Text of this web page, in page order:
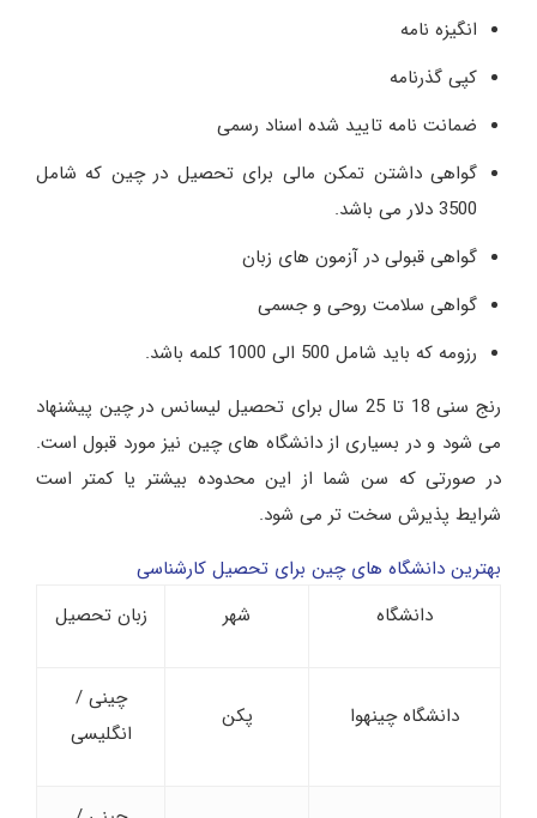
انگیزه نامه
کپی گذرنامه
ضمانت نامه تایید شده اسناد رسمی
گواهی داشتن تمکن مالی برای تحصیل در چین که شامل
3500 دلار می باشد.
گواهی قبولی در آزمون های زبان
گواهی سلامت روحی و جسمی
رزومه که باید شامل 500 الی 1000 کلمه باشد.
رنج سنی 18 تا 25 سال برای تحصیل لیسانس در چین پیشنهاد
می شود و در بسیاری از دانشگاه های چین نیز مورد قبول است.
در صورتی که سن شما از این محدوده بیشتر یا کمتر است
شرایط پذیرش سخت تر می شود.
بهترین دانشگاه های چین برای تحصیل کارشناسی
دانشگاه
شهر زبان تحصیل
دانشگاه چینهوا پکن
چینی /
انگلیسی